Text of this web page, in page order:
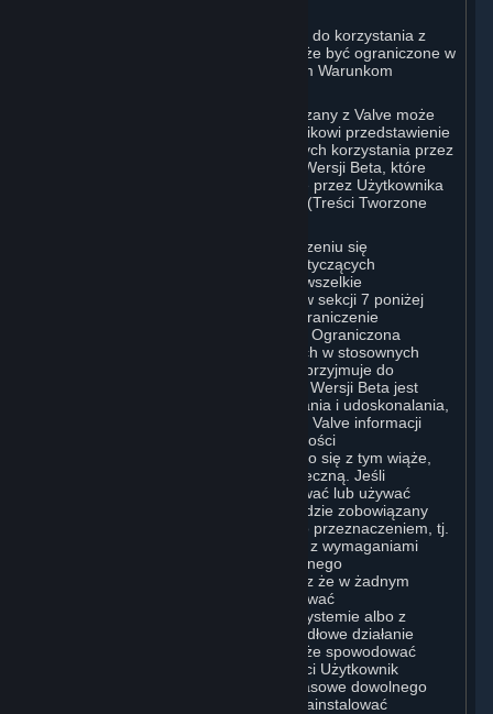
Przysługujące Użytkownikowi prawo do korzystania z
Oprogramowania w Wersji Beta może być ograniczone w
czasie i może podlegać dodatkowym Warunkom
Valve lub jakikolwiek podmiot powiązany z Valve może
zwrócić się o lub nakazać Użytkownikowi przedstawienie
sugestii, opinii lub danych dotyczących korzystania przez
Użytkownika z Oprogramowania w Wersji Beta, które
będą uznawane za Treści Tworzone przez Użytkownika
zgodnie z postanowieniami sekcji 6 (Treści Tworzone
W uzupełnieniu oświadczeń o zrzeczeniu się
odpowiedzialności i postanowień dotyczących
ograniczenia odpowiedzialności za wszelkie
Oprogramowanie, o których mowa w sekcji 7 poniżej
(Wyłączenia Odpowiedzialności; Ograniczenie
Odpowiedzialności; Brak Gwarancji; Ograniczona
Gwarancja i Umowa) obowiązujących w stosownych
przypadkach, Użytkownik wyraźnie przyjmuje do
wiadomości, że Oprogramowanie w Wersji Beta jest
wydawane wyłącznie w celu testowania i udoskonalania,
w szczególności w celu przekazania Valve informacji
zwrotnej na temat jakości i użyteczności
Oprogramowania w Wersji Beta, a co się z tym wiąże,
zawiera błędy i nie jest wersją ostateczną. Jeśli
Użytkownik zdecyduje się zainstalować lub używać
Oprogramowania w Wersji Beta, będzie zobowiązany
używać go wyłącznie zgodnie z jego przeznaczeniem, tj.
do testowania i ulepszania, zgodnie z wymaganiami
systemowymi ustanowionymi dla danego
Oprogramowania w Wersji Beta oraz że w żadnym
wypadku Użytkownik nie będzie używać
Oprogramowania w Wersji Beta w systemie albo z
przeznaczeniem, w którym nieprawidłowe działanie
Oprogramowania w Wersji Beta może spowodować
jakąkolwiek szkodę. W szczególności Użytkownik
powinien posiadać pełne kopie zapasowe dowolnego
systemu, na którym zdecyduje się zainstalować